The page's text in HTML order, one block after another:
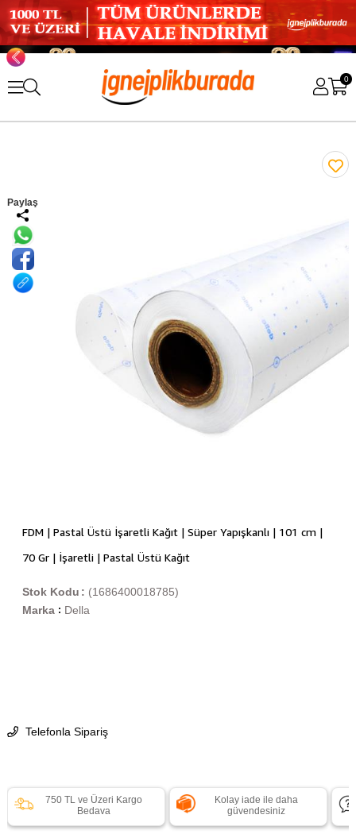
0
Paylaş
FDM | Pastal Üstü İşaretli Kağıt | Süper Yapışkanlı | 101 cm |
70 Gr | İşaretli | Pastal Üstü Kağıt
(1686400018785)
Stok Kodu
Marka : Della
Telefonla Sipariş
750 TL ve Üzeri Kargo
Bedava
Kolay iade ile daha
güvendesiniz